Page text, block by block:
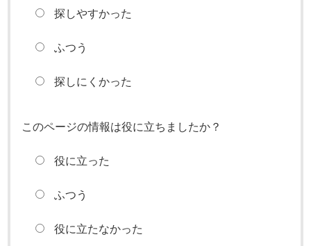
探しやすかった
ふつう
探しにくかった
このページの情報は役に立ちましたか？
役に立った
ふつう
役に立たなかった